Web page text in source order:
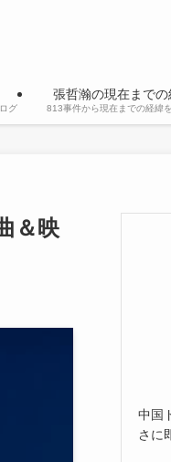
グ
張哲瀚の現在までの
813事件から現在までの経緯
＆映
中国
さに